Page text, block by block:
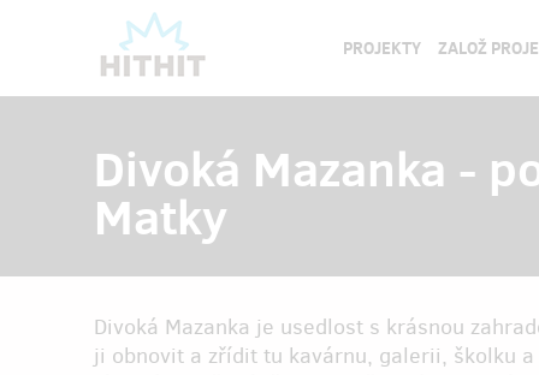
PROJEKTY ZALOŽ
Divoká Mazanka -
Matky
Divoká Mazanka je usedlost s krásnou
ji obnovit a zřídit tu kavárnu, galerii, školku